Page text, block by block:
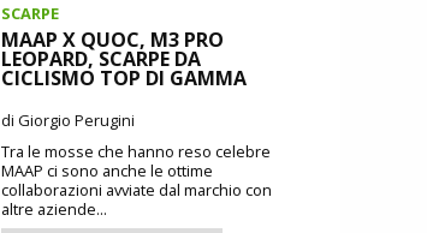
SCARPE
MAAP X QUOC, M3 PRO
LEOPARD, SCARPE DA
CICLISMO TOP DI GAMMA
di Giorgio Perugini
Tra le mosse che hanno reso celebre
MAAP ci sono anche le ottime
collaborazioni avviate dal marchio con
altre aziende...